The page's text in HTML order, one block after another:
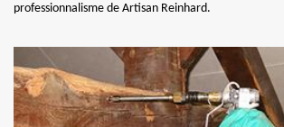
professionnalisme de Artisan Reinhard.